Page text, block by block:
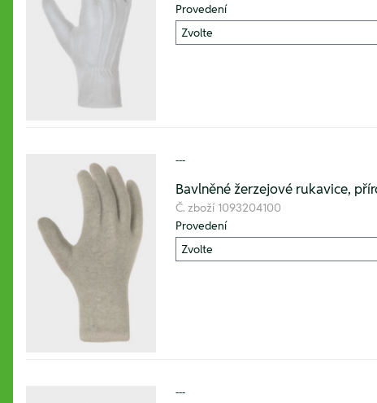
Provedení
---
Bavlněné žerzejové rukavice,
Č. zboží 1093204100
Provedení
---